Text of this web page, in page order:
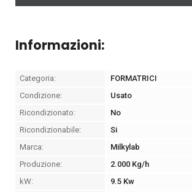
Informazioni:
Categoria:
FORMATRICI
Condizione:
Usato
Ricondizionato:
No
Ricondizionabile:
Si
Marca:
Milkylab
Produzione:
2.000 Kg/h
kW:
9.5 Kw